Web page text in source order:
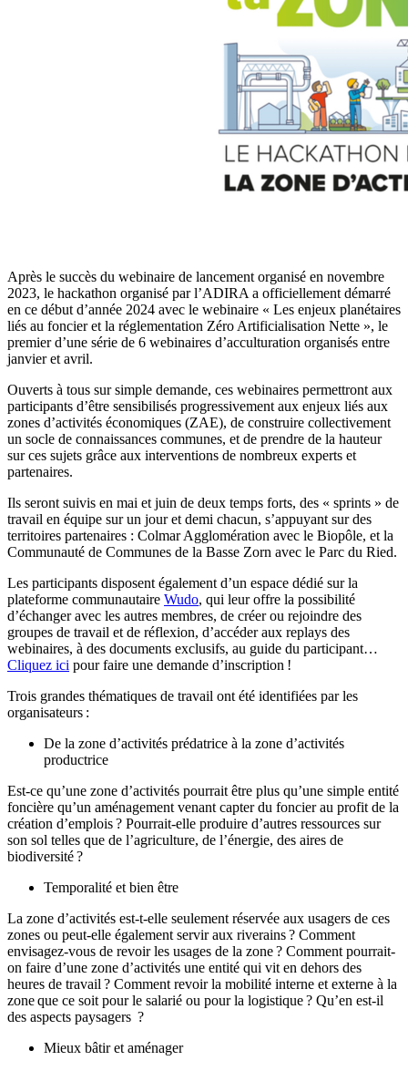
Après le succès du webinaire de lancement organisé en novembre
2023, le hackathon organisé par l’ADIRA a officiellement démarré
en ce début d’année 2024 avec le webinaire « Les enjeux planétaires
liés au foncier et la réglementation Zéro Artificialisation Nette », le
premier d’une série de 6 webinaires d’acculturation organisés entre
janvier et avril.
Ouverts à tous sur simple demande, ces webinaires permettront aux
participants d’être sensibilisés progressivement aux enjeux liés aux
zones d’activités économiques (ZAE), de construire collectivement
un socle de connaissances communes, et de prendre de la hauteur
sur ces sujets grâce aux interventions de nombreux experts et
partenaires.
Ils seront suivis en mai et juin de deux temps forts, des « sprints » de
travail en équipe sur un jour et demi chacun, s’appuyant sur des
territoires partenaires : Colmar Agglomération avec le Biopôle, et la
Communauté de Communes de la Basse Zorn avec le Parc du Ried.
Les participants disposent également d’un espace dédié sur la
plateforme communautaire Wudo, qui leur offre la possibilité
d’échanger avec les autres membres, de créer ou rejoindre des
groupes de travail et de réflexion, d’accéder aux replays des
webinaires, à des documents exclusifs, au guide du participant…
Cliquez ici pour faire une demande d’inscription !
Trois grandes thématiques de travail ont été identifiées par les
organisateurs :
De la zone d’activités prédatrice à la zone d’activités
productrice
Est-ce qu’une zone d’activités pourrait être plus qu’une simple entité
foncière qu’un aménagement venant capter du foncier au profit de la
création d’emplois ? Pourrait-elle produire d’autres ressources sur
son sol telles que de l’agriculture, de l’énergie, des aires de
biodiversité ?
Temporalité et bien être
La zone d’activités est-t-elle seulement réservée aux usagers de ces
zones ou peut-elle également servir aux riverains ? Comment
envisagez-vous de revoir les usages de la zone ? Comment pourrait-
on faire d’une zone d’activités une entité qui vit en dehors des
heures de travail ? Comment revoir la mobilité interne et externe à la
zone que ce soit pour le salarié ou pour la logistique ? Qu’en est-il
des aspects paysagers ?
Mieux bâtir et aménager